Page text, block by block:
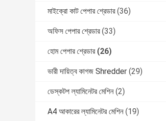
মাইক্রো কাট পেপার শ্রেডার (36)
অফিস পেপার শ্রেডার (33)
হোম পেপার শ্রেডার (26)
ভারী দায়িত্ব কাগজ Shredder (29)
ডেস্কটপ ল্যামিনেটর মেশিন (2)
A4 আকারের ল্যামিনেটর মেশিন (19)